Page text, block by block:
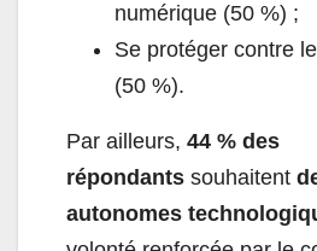
numérique (50 %) ;
Se protéger contre
(50 %).
Par ailleurs, 44 % des
répondants souhaitent
autonomes